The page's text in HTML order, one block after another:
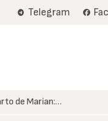
Telegram
de Marian:…